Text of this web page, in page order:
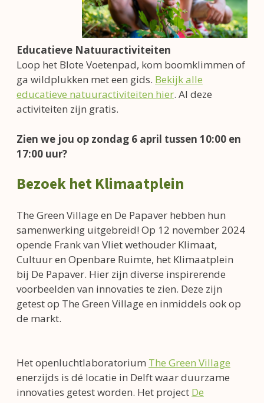
Educatieve Natuuractiviteiten
Loop het Blote Voetenpad, kom boomklimmen of
ga wildplukken met een gids. Bekijk alle
educatieve natuuractiviteiten hier. Al deze
activiteiten zijn gratis.
Zien we jou op zondag 6 april tussen 10:00 en
17:00 uur?
Bezoek het Klimaatplein
The Green Village en De Papaver hebben hun
samenwerking uitgebreid! Op 12 november 2024
opende Frank van Vliet wethouder Klimaat,
Cultuur en Openbare Ruimte, het Klimaatplein
bij De Papaver. Hier zijn diverse inspirerende
voorbeelden van innovaties te zien. Deze zijn
getest op The Green Village en inmiddels ook op
de markt.
Het openluchtlaboratorium The Green Village
enerzijds is dé locatie in Delft waar duurzame
innovaties getest worden. Het project De